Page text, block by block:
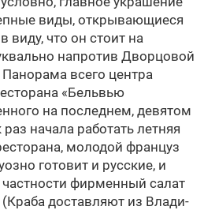
виды, открывающиеся
виду, что он стоит на
напротив Дворцовой
всего центра
«Бельвью
на последнем, девятом
начала работать летняя
молодой француз
готовит и русские, и
фирменный салат
(Краба доставляют из Влади­